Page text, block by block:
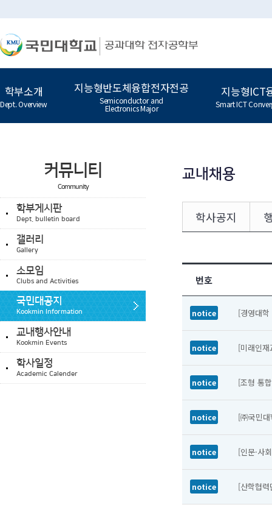
학부소개
Dept. Overview
지능형반도체융합전자전공
Semiconductor and
Electronics Major
지능형ICT
Smart ICT
커뮤니티
Community
학부게시판
Dept. bulletin board
갤러리
Gallery
소모임
Clubs and Activities
국민대공지
Kookmin Information
교내행사안내
Kookmin Events
학사일정
Academic Calender
교내채용
학사공지
번호
notice [경영대
notice [미래인
notice [조형 통
notice [㈜국민
notice [인문·사
notice [산학협